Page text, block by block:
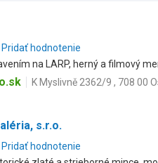
Pridať hodnotenie
na LARP, herný a filmový
K Myslivně 2362/9 , 708 00
s.r.o.
Pridať hodnotenie